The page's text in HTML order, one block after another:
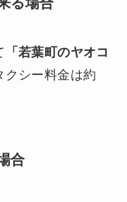
「若葉町のヤオコ
クシー料金は約
合